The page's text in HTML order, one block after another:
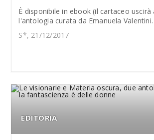
È disponibile in ebook (il cartaceo uscirà
l'antologia curata da Emanuela Valentini.
S*, 21/12/2017
EDITORIA